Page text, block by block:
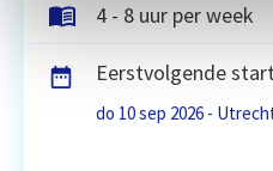
4 - 8 uur per week
Eerstvolgende
do 10 sep 2026 -